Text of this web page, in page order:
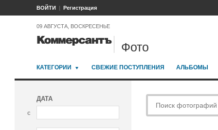
ВОЙТИ Регистрация
09 АВГУСТА, ВОСКРЕСЕНЬЕ
Фото
КАТЕГОРИИ СВЕЖИЕ ПОСТУПЛЕНИЯ АЛЬБОМЫ
ДАТА
с